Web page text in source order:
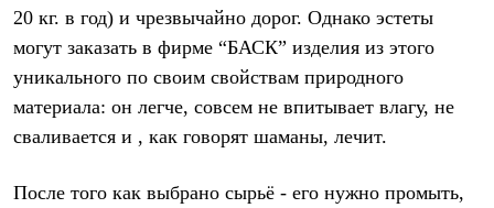
BASK kids
CITY
ИДЁМ В ПОХОД
Дневник капитана
Каталог дилеров
История
20 кг. в год) и чрезвычайно дорог. Однако эстеты
могут заказать в фирме “БАСК” изделия из этого
уникального по своим свойствам природного
материала: он легче, совсем не впитывает влагу, не
сваливается и , как говорят шаманы, лечит.
После того как выбрано сырьё - его нужно промыть,